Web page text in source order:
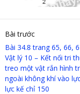
Bài trước
Bài 34.8 trang 65, 66,
Vật lý 10 – Kết nối tri
treo một vật rắn hình
ngoài không khí vào
lực kế chỉ 150